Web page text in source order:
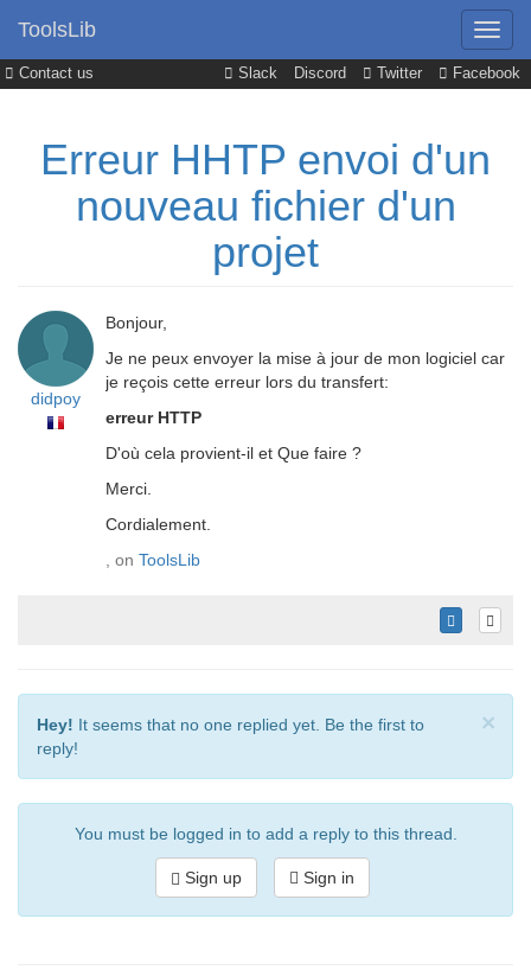
Contact us Slack Discord Twitter Facebook
ToolsLib
Erreur HHTP envoi d'un
nouveau fichier d'un
projet
didpoy
Bonjour,
Je ne peux envoyer la mise à jour de mon logiciel car
je reçois cette erreur lors du transfert:
erreur HTTP
D'où cela provient-il et Que faire ?
Merci.
Cordialement.
, on ToolsLib
×
Hey! It seems that no one replied yet. Be the first to
reply!
You must be logged in to add a reply to this thread.
Sign up Sign in